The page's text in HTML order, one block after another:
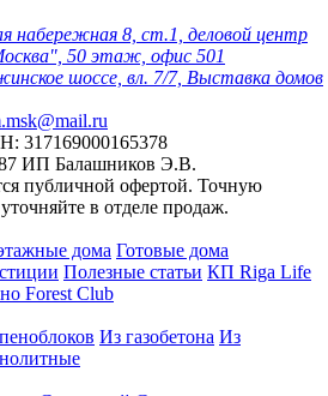
набережная 8, ст.1, деловой центр
50 этаж, офис 501
шоссе, вл. 7/7, Выставка домов
317169000165378
ИП Балашников Э.В.
публичной офертой. Точную
в отделе продаж.
дома Готовые дома
Полезные статьи КП Riga Life
Forest Club
Из газобетона Из